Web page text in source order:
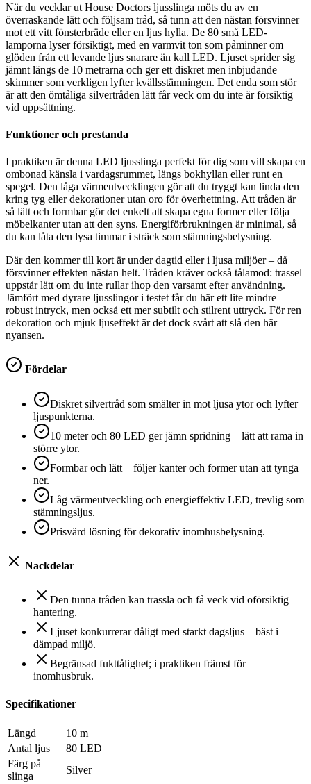
När du vecklar ut House Doctors ljusslinga möts du av en
överraskande lätt och följsam tråd, så tunn att den nästan försvinner
mot ett vitt fönsterbräde eller en ljus hylla. De 80 små LED-
lamporna lyser försiktigt, med en varmvit ton som påminner om
glöden från ett levande ljus snarare än kall LED. Ljuset sprider sig
jämnt längs de 10 metrarna och ger ett diskret men inbjudande
skimmer som verkligen lyfter kvällsstämningen. Det enda som stör
är att den ömtåliga silvertråden lätt får veck om du inte är försiktig
vid uppsättning.
Funktioner och prestanda
I praktiken är denna LED ljusslinga perfekt för dig som vill skapa en
ombonad känsla i vardagsrummet, längs bokhyllan eller runt en
spegel. Den låga värmeutvecklingen gör att du tryggt kan linda den
kring tyg eller dekorationer utan oro för överhettning. Att tråden är
så lätt och formbar gör det enkelt att skapa egna former eller följa
möbelkanter utan att den syns. Energiförbrukningen är minimal, så
du kan låta den lysa timmar i sträck som stämningsbelysning.
Där den kommer till kort är under dagtid eller i ljusa miljöer – då
försvinner effekten nästan helt. Tråden kräver också tålamod: trassel
uppstår lätt om du inte rullar ihop den varsamt efter användning.
Jämfört med dyrare ljusslingor i testet får du här ett lite mindre
robust intryck, men också ett mer subtilt och stilrent uttryck. För ren
dekoration och mjuk ljuseffekt är det dock svårt att slå den här
nyansen.
Fördelar
Diskret silvertråd som smälter in mot ljusa ytor och lyfter
ljuspunkterna.
10 meter och 80 LED ger jämn spridning – lätt att rama in
större ytor.
Formbar och lätt – följer kanter och former utan att tynga
ner.
Låg värmeutveckling och energieffektiv LED, trevlig som
stämningsljus.
Prisvärd lösning för dekorativ inomhusbelysning.
Nackdelar
Den tunna tråden kan trassla och få veck vid oförsiktig
hantering.
Ljuset konkurrerar dåligt med starkt dagsljus – bäst i
dämpad miljö.
Begränsad fukttålighet; i praktiken främst för
inomhusbruk.
Specifikationer
Längd
10 m
Antal ljus
80 LED
Färg på
slinga
Silver